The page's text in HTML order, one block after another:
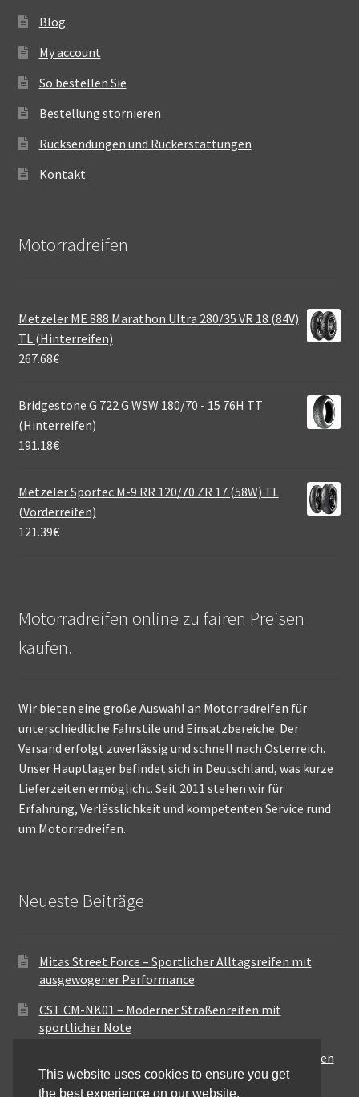
Blog
My account
So bestellen Sie
Bestellung stornieren
Rücksendungen und Rückerstattungen
Kontakt
Motorradreifen
Metzeler ME 888 Marathon Ultra 280/35 VR 18 (84V)
TL (Hinterreifen)
267.68€
Bridgestone G 722 G WSW 180/70 - 15 76H TT
(Hinterreifen)
191.18€
Metzeler Sportec M-9 RR 120/70 ZR 17 (58W) TL
(Vorderreifen)
121.39€
Motorradreifen online zu fairen Preisen
kaufen.
Wir bieten eine große Auswahl an Motorradreifen für
unterschiedliche Fahrstile und Einsatzbereiche. Der
Versand erfolgt zuverlässig und schnell nach Österreich.
Unser Hauptlager befindet sich in Deutschland, was kurze
Lieferzeiten ermöglicht. Seit 2011 stehen wir für
Erfahrung, Verlässlichkeit und kompetenten Service rund
um Motorradreifen.
Neueste Beiträge
Mitas Street Force – Sportlicher Alltagsreifen mit
ausgewogener Performance
CST CM-NK01 – Moderner Straßenreifen mit
sportlicher Note
Maxxis MA-ST3 – Ausgewogener Sport-Touring-Reifen
für vielseitige Einsätze
This website uses cookies to ensure you get
the best experience on our website.